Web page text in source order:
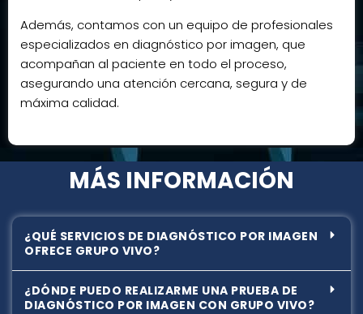
Además, contamos con un equipo de profesionales
especializados en diagnóstico por imagen, que
acompañan al paciente en todo el proceso,
asegurando una atención cercana, segura y de
máxima calidad.
MÁS INFORMACIÓN
¿QUÉ SERVICIOS DE DIAGNÓSTICO POR IMAGEN
OFRECE GRUPO VIVO?
¿DÓNDE PUEDO REALIZARME UNA PRUEBA DE
DIAGNÓSTICO POR IMAGEN CON GRUPO VIVO?